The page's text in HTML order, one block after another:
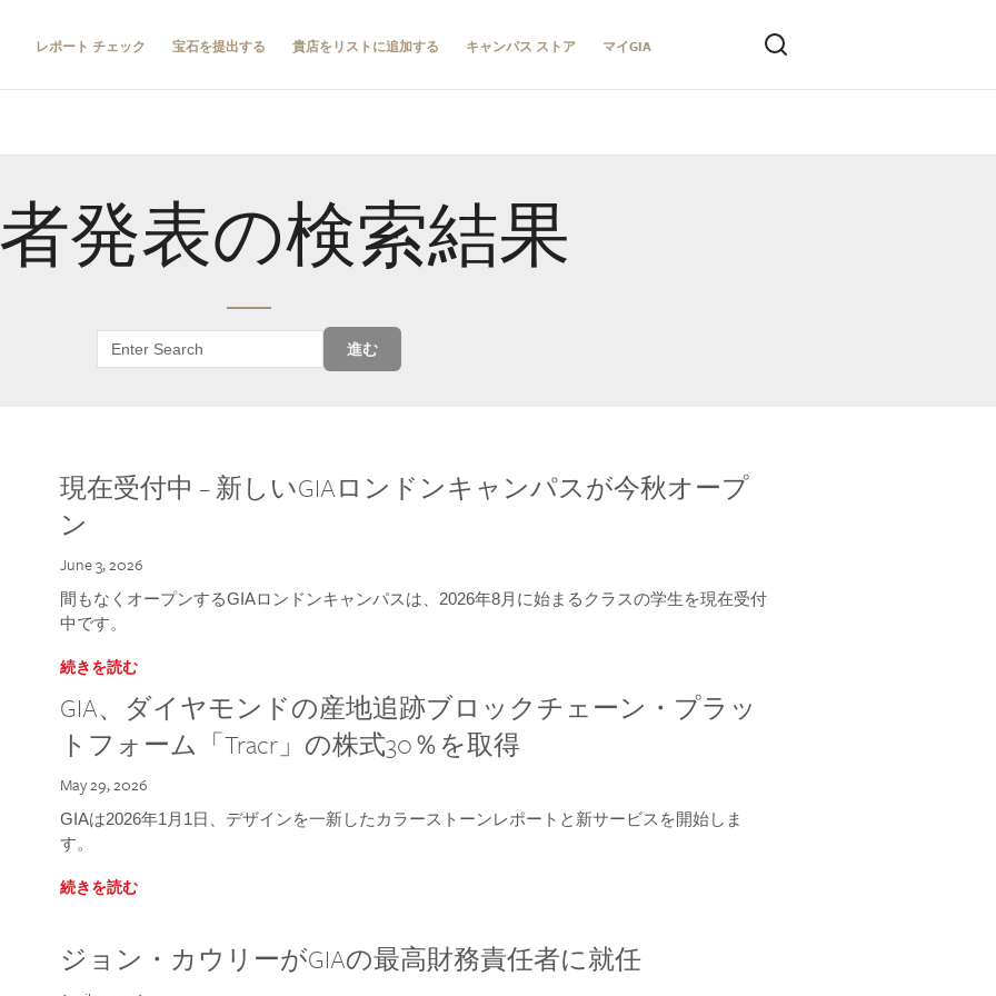
レポート チェック 宝石を提出する 貴店をリストに追加する キャンパス ストア マイGIA
発表の検索結果
進む
現在受付中 – 新しいGIAロンドンキャンパスが今秋オープ
ン
June 3, 2026
間もなくオープンするGIAロンドンキャンパスは、2026年8月に始まるクラスの学生を現在受付
中です。
続きを読む
GIA、ダイヤモンドの産地追跡ブロックチェーン・プラッ
トフォーム「Tracr」の株式30％を取得
May 29, 2026
GIAは2026年1月1日、デザインを一新したカラーストーンレポートと新サービスを開始しま
す。
続きを読む
ジョン・カウリーがGIAの最高財務責任者に就任